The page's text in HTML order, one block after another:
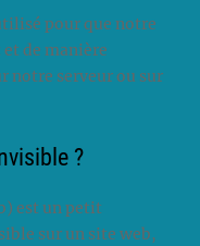
pour que notre
de manière
notre serveur ou sur
?
est un petit
sur un site web,